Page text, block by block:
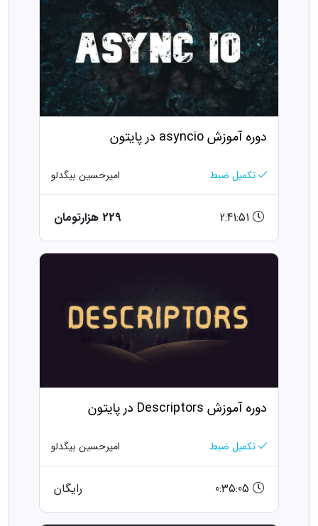
دوره آموزش asyncio در پایتون
تکمیل ضبط امیرحسین بیگدلو
229 هزارتومان
دوره آموزش Descriptors در پایتون
تکمیل ضبط امیرحسین بیگدلو
رایگان